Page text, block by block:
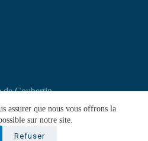
assurer que nous vous offrons la
sur notre site.
Refuser
de Coubertin